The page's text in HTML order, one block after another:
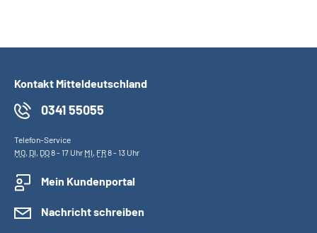
Kontakt Mitteldeutschland
0341 55055
Telefon-Service
MO, DI, DO8 - 17 Uhr MI, FR8 - 13 Uhr
Mein Kundenportal
Nachricht schreiben